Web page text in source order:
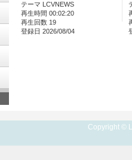
テーマ LCVNEWS
再生時間 00:02:20
再生回数 19
登録日 2026/08/04
Copyright ©